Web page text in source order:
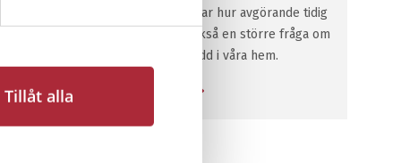
Tillåt alla
en brandvarnare. Händelsen visar hur avgörande tidig
upptäckt är, men den väcker också en större fråga om
hur vi ser på brandskydd i våra hem.